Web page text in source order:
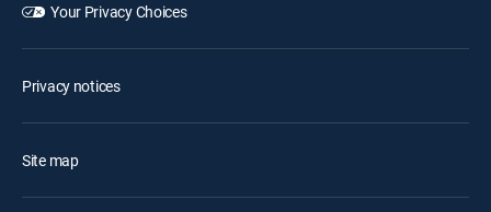
Your Privacy Choices
Privacy notices
Site map